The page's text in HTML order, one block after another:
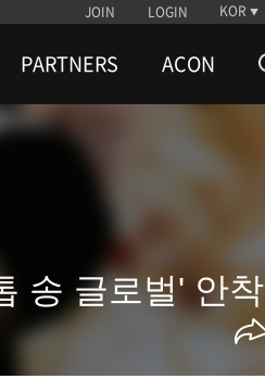
JOIN LOGIN KOR
PARTNERS ACON
송 글로벌' 안착